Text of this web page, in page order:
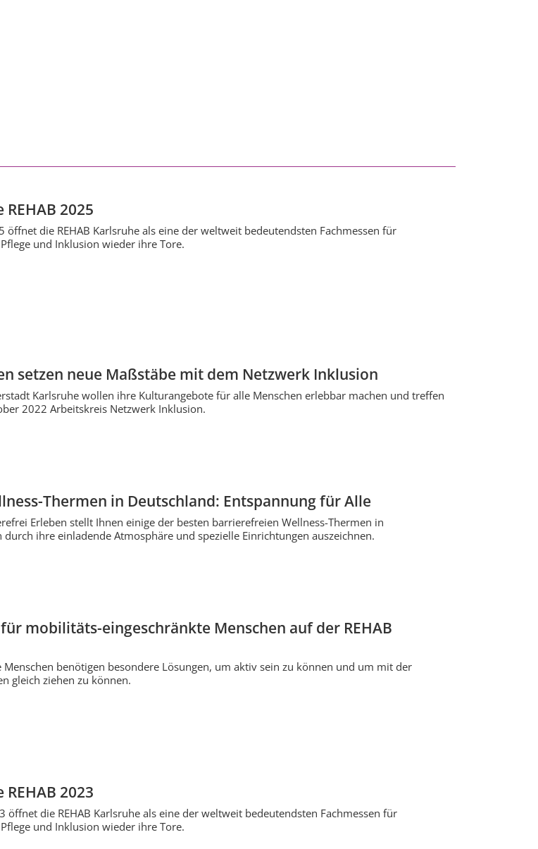
2025
öffnet die REHAB Karlsruhe als eine der weltweit bedeutendsten Fachmessen für
und Inklusion wieder ihre Tore.
setzen neue Maßstäbe mit dem Netzwerk Inklusion
Karlsruhe wollen ihre Kulturangebote für alle Menschen erlebbar machen und treffen
2022 Arbeitskreis Netzwerk Inklusion.
Thermen in Deutschland: Entspannung für Alle
Erleben stellt Ihnen einige der besten barrierefreien Wellness-Thermen in
durch ihre einladende Atmosphäre und spezielle Einrichtungen auszeichnen.
mobilitäts-eingeschränkte Menschen auf der REHAB
benötigen besondere Lösungen, um aktiv sein zu können und um mit der
gleich ziehen zu können.
2023
öffnet die REHAB Karlsruhe als eine der weltweit bedeutendsten Fachmessen für
und Inklusion wieder ihre Tore.